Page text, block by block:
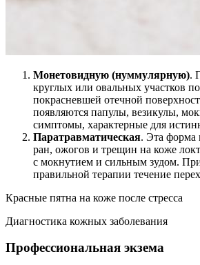
Монетовидную (нуммулярную).
круглых или овальных участков
покрасневшей отечной
появляются папулы, везикулы,
симптомы, характерные для
Паратравматическая. Эта форма
ран, ожогов и трещин на коже
с мокнутием и сильным зудом.
правильной терапии течение
Красные пятна на коже после стресса
Диагностика кожных заболевания
Профессиональная экзема